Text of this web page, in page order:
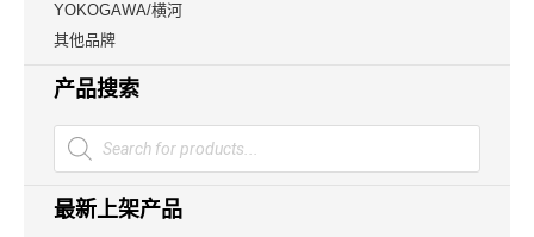
YOKOGAWA/横河
其他品牌
产品搜索
Products
search
最新上架产品